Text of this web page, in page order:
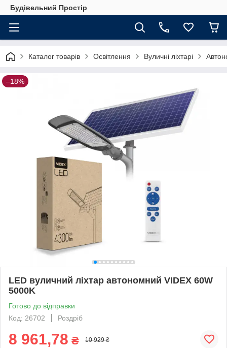
Будівельний Простір
Каталог товарів Освітлення Вуличні ліхтарі
–18%
LED вуличний ліхтар автономний VIDEX 60W
5000K
Готово до відправки
Код: 26702
Роздріб
8 961,78 ₴ 10 929 ₴